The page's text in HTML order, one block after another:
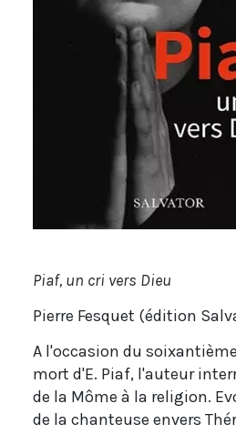
Piaf, un cri vers Dieu
Pierre Fesquet (édition
A l'occasion du
mort d'E. Piaf, l'auteur
de la Môme à la religion.
de la chanteuse envers